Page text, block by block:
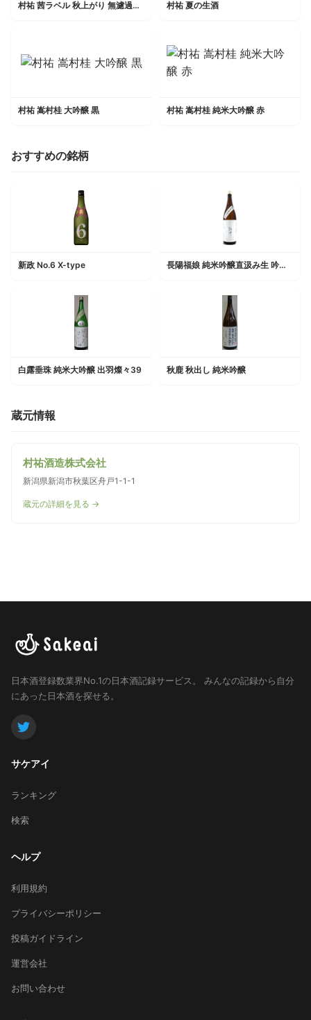
村祐 茜ラベル 秋上がり 無濾過生原酒 村祐 夏の生酒
村祐 嵩村桂 大吟醸 黒 村祐 嵩村桂 純米大吟醸 赤
おすすめの銘柄
新政 No.6 X-type 長陽福娘 純米吟醸直汲み生 吟醸酵母 山田錦
白露垂珠 純米大吟醸 出羽燦々39 秋鹿 秋出し 純米吟醸
蔵元情報
村祐酒造株式会社
新潟県新潟市秋葉区舟戸1-1-1
蔵元の詳細を見る →
日本酒登録数業界No.1の日本酒記録サービス。
みんなの記録から自分
にあった日本酒を探せる。
サケアイ
ランキング
検索
ヘルプ
利用規約
プライバシーポリシー
投稿ガイドライン
運営会社
お問い合わせ